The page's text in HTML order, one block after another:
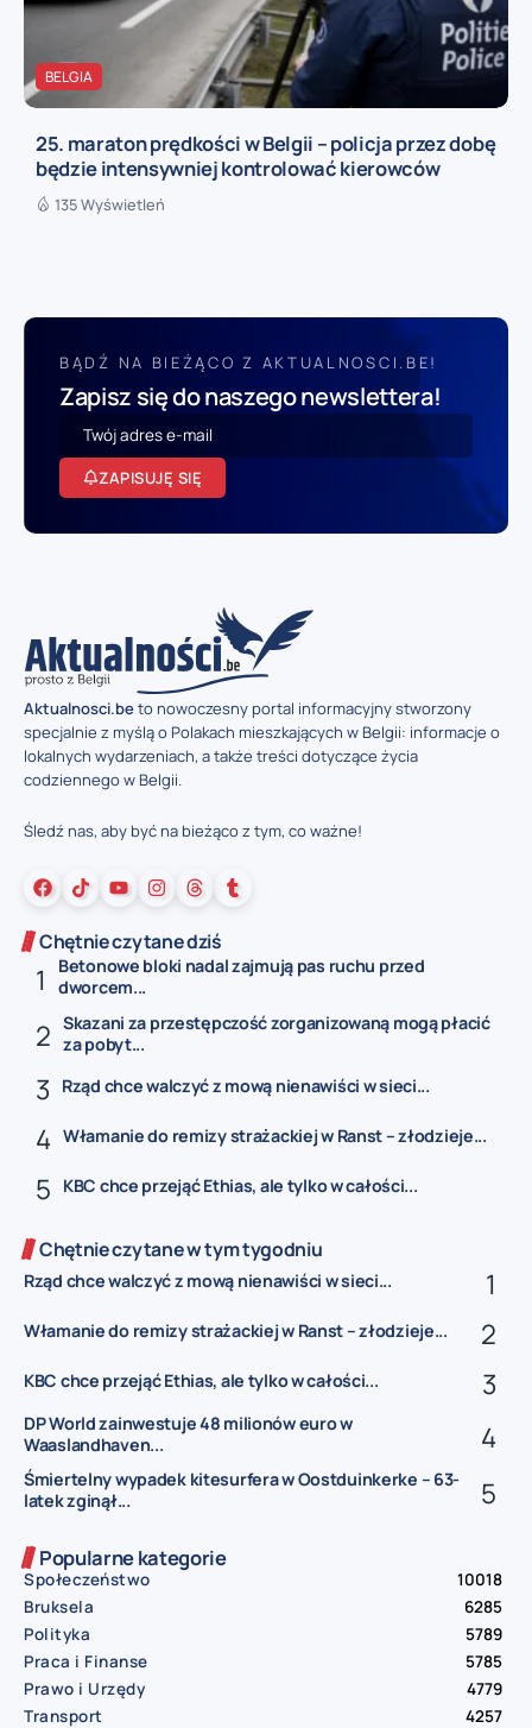
BELGIA
25. maraton prędkości w Belgii – policja przez dobę
będzie intensywniej kontrolować kierowców
135 Wyświetleń
BĄDŹ NA BIEŻĄCO Z AKTUALNOSCI.BE!
Zapisz się do naszego newslettera!
ZAPISUJĘ SIĘ
Aktualnosci.beto nowoczesny portal informacyjny stworzony
specjalnie z myślą o Polakach mieszkających w Belgii: informacje o
lokalnych wydarzeniach, a także treści dotyczące życia
codziennego w Belgii.
Śledź nas, aby być na bieżąco z tym, co ważne!
Chętnie czytane dziś
Betonowe bloki nadal zajmują pas ruchu przed
dworcem...
Skazani za przestępczość zorganizowaną mogą płacić
za pobyt...
Rząd chce walczyć z mową nienawiści w sieci...
Włamanie do remizy strażackiej w Ranst – złodzieje...
KBC chce przejąć Ethias, ale tylko w całości...
Chętnie czytane w tym tygodniu
Rząd chce walczyć z mową nienawiści w sieci...
Włamanie do remizy strażackiej w Ranst – złodzieje...
KBC chce przejąć Ethias, ale tylko w całości...
DP World zainwestuje 48 milionów euro w
Waaslandhaven...
Śmiertelny wypadek kitesurfera w Oostduinkerke – 63-
latek zginął...
Popularne kategorie
Społeczeństwo
10018
Bruksela
6285
Polityka
5789
Praca i Finanse
5785
Prawo i Urzędy
4779
Transport
4257